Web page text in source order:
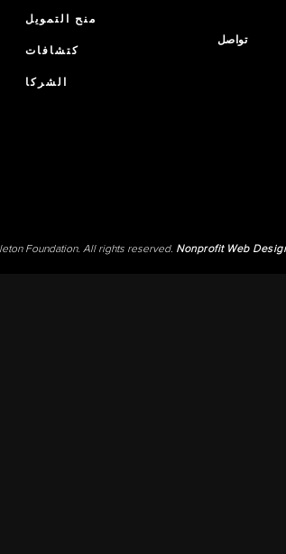
منح التمويل
كتشافات
الشركا
تواصل
Foundation. All rights reserved. Nonprofit Web